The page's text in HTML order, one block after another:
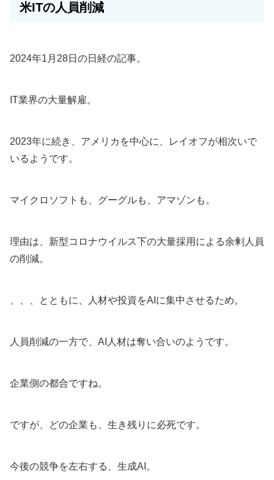
米ITの人員削減
2024年1月28日の日経の記事。
IT業界の大量解雇。
2023年に続き、アメリカを中心に、レイオフが相次いで
いるようです。
マイクロソフトも、グーグルも、アマゾンも。
理由は、新型コロナウイルス下の大量採用による余剰人員
の削減。
、、、とともに、人材や投資をAIに集中させるため。
人員削減の一方で、AI人材は奪い合いのようです。
企業側の都合ですね。
ですが、どの企業も、生き残りに必死です。
今後の競争を左右する、生成AI。